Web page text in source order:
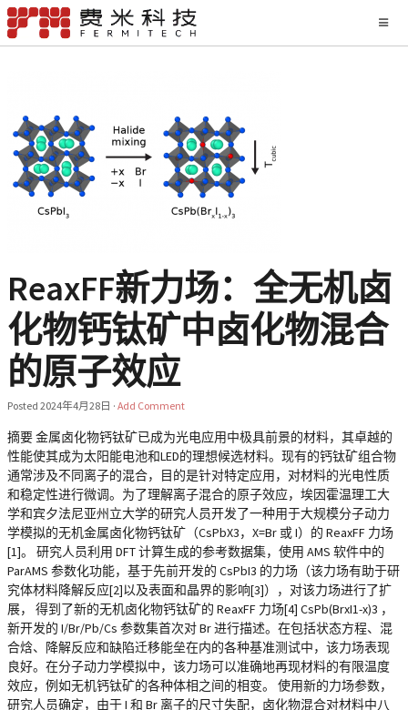
ReaxFF新力场：全无机卤
化物钙钛矿中卤化物混合
的原子效应
Posted 2024年4月28日 · Add Comment
摘要 金属卤化物钙钛矿已成为光电应用中极具前景的材料，其卓越的
性能使其成为太阳能电池和LED的理想候选材料。现有的钙钛矿组合物
通常涉及不同离子的混合，目的是针对特定应用，对材料的光电性质
和稳定性进行微调。为了理解离子混合的原子效应，埃因霍温理工大
学和宾夕法尼亚州立大学的研究人员开发了一种用于大规模分子动力
学模拟的无机金属卤化物钙钛矿（CsPbX3，X=Br 或 I）的 ReaxFF 力场
[1]。 研究人员利用 DFT 计算生成的参考数据集，使用 AMS 软件中的
ParAMS 参数化功能，基于先前开发的 CsPbI3 的力场（该力场有助于研
究体材料降解反应[2]以及表面和晶界的影响[3]），对该力场进行了扩
展， 得到了新的无机卤化物钙钛矿的 ReaxFF 力场[4] CsPb(BrxI1-x)3 ，
新开发的 I/Br/Pb/Cs 参数集首次对 Br 进行描述。在包括状态方程、混
合焓、降解反应和缺陷迁移能垒在内的各种基准测试中，该力场表现
良好。在分子动力学模拟中，该力场可以准确地再现材料的有限温度
效应，例如无机钙钛矿的各种体相之间的相变。 使用新的力场参数，
研究人员确定，由于 I 和 Br 离子的尺寸失配，卤化物混合对材料中八